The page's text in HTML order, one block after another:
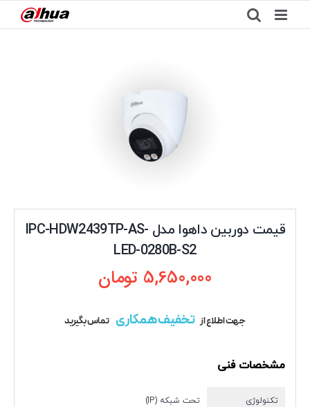
to
قیمت دوربین داهوا مدل IPC-HDW2439TP-AS-
LED-0280B-S2
5,650,000 تومان
جهت اطلاع از تخفیف همکاری تماس بگیرید
مشخصات فنی
تکنولوژی تحت شبکه (IP)